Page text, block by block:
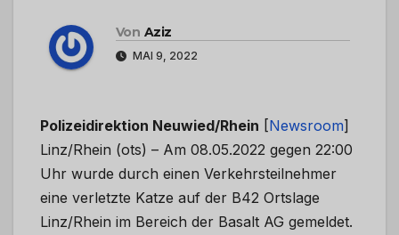
Von Aziz
MAI 9, 2022
Polizeidirektion Neuwied/Rhein [Newsroom]
Linz/Rhein (ots) – Am 08.05.2022 gegen 22:00
Uhr wurde durch einen Verkehrsteilnehmer
eine verletzte Katze auf der B42 Ortslage
Linz/Rhein im Bereich der Basalt AG gemeldet.